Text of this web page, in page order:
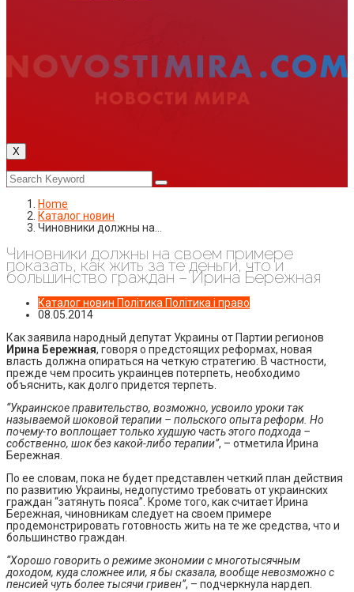
X
Home
Каталог новин
Чиновники должны на…
Чиновники должны на своем примере
показать, как жить за те деньги, что и
большинство граждан – Ирина Бережная
Каталог новин Політика Політика і право
08.05.2014
Как заявила народный депутат Украины от Партии регионов
Ирина Бережная, говоря о предстоящих реформах, новая
власть должна опираться на четкую стратегию. В частности,
прежде чем просить украинцев потерпеть, необходимо
объяснить, как долго придется терпеть.
“Украинское правительство, возможно, усвоило уроки так
называемой шоковой терапии – польского опыта реформ. Но
почему-то воплощает только худшую часть этого подхода –
собственно, шок без какой-либо терапии”, – отметила Ирина
Бережная.
По ее словам, пока не будет представлен четкий план действия
по развитию Украины, недопустимо требовать от украинских
граждан “затянуть пояса”. Кроме того, как считает Ирина
Бережная, чиновникам следует на своем примере
продемонстрировать готовность жить на те же средства, что и
большинство граждан.
“Хорошо говорить о режиме экономии с многотысячным
доходом, куда сложнее или, я бы сказала, вообще невозможно с
пенсией чуть более тысячи гривен”, – подчеркнула нардеп.